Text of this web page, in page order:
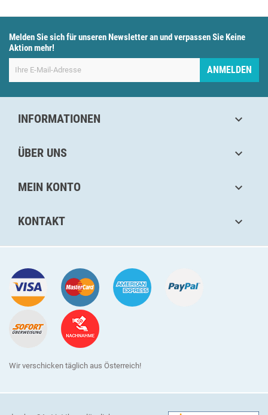
Melden Sie sich für unseren Newsletter an und verpassen Sie Keine
Aktion mehr!
ANMELDEN
INFORMATIONEN 
ÜBER UNS 
MEIN KONTO 
KONTAKT 
Wir verschicken täglich aus Österreich!